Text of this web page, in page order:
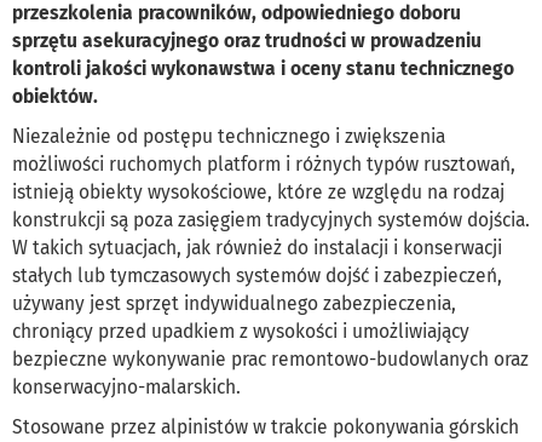
przeszkolenia pracowników, odpowiedniego doboru
sprzętu asekuracyjnego oraz trudności w prowadzeniu
kontroli jakości wykonawstwa i oceny stanu technicznego
obiektów.
Niezależnie od postępu technicznego i zwiększenia
możliwości ruchomych platform i różnych typów rusztowań,
istnieją obiekty wysokościowe, które ze względu na rodzaj
konstrukcji są poza zasięgiem tradycyjnych systemów dojścia.
W takich sytuacjach, jak również do instalacji i konserwacji
stałych lub tymczasowych systemów dojść i zabezpieczeń,
używany jest sprzęt indywidualnego zabezpieczenia,
chroniący przed upadkiem z wysokości i umożliwiający
bezpieczne wykonywanie prac remontowo-budowlanych oraz
konserwacyjno-malarskich.
Stosowane przez alpinistów w trakcie pokonywania górskich